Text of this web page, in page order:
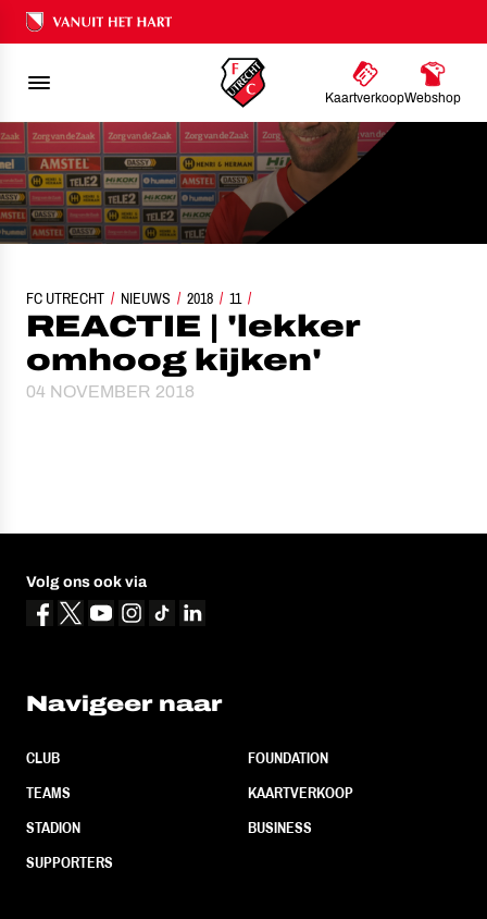
Ons nalatenschap
KaartverkoopWebshop
FC UTRECHT NIEUWS 2018 11
REACTIE | 'LEKKER OMHOOG KIJKEN'
REACTIE | 'lekker
omhoog kijken'
04 NOVEMBER 2018
Volg ons ook via
Navigeer naar
CLUB
TEAMS
STADION
SUPPORTERS
FOUNDATION
KAARTVERKOOP
BUSINESS